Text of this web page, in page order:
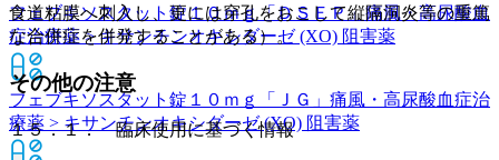
フェブキソスタット錠１０ｍｇ「ＤＳＥＰ」痛風・高尿酸血
症治療薬 > キサンチンオキシダーゼ (XO) 阻害薬
フェブキソスタット錠１０ｍｇ「ＪＧ」 痛風・高尿酸血症治
療薬 > キサンチンオキシダーゼ (XO) 阻害薬
食道粘膜へ刺入し、更には穿孔をおこして縦隔洞炎等の重篤
な合併症を併発することがある）。
その他の注意
１５．１． 臨床使用に基づく情報